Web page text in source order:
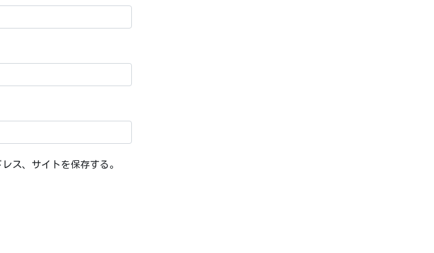
ス、サイトを保存する。